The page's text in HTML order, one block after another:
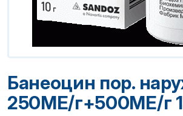
Банеоцин пор.
250МЕ/г+500МЕ/г